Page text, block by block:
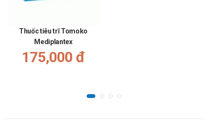
nhân và hướng dẫn của bác sĩ. Deneoflos là thuốc cốm
tràng, giúp giảm đau vùng thượng vị và trào ngược acid.
Gastro THP là thuốc điều trị viêm loét dạ dày, hành tá
tràng và viêm đại tràng, giúp giảm các triệu chứng như ăn
omeprazol, được sử dụng trong điều trị viêm loét dạ dày,
Thuốc tiêu trĩ Tomoko
Mediplantex
175,000 đ